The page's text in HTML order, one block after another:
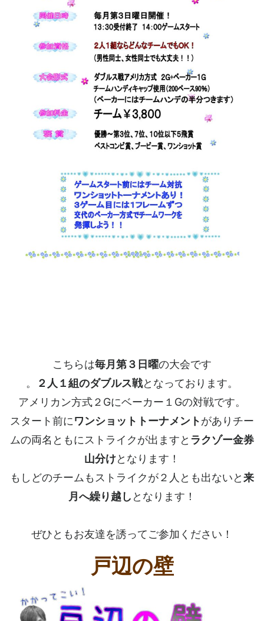
こちらは毎月第３日曜の大会です
。
２人１組のダブルス戦となっております。
アメリカン方式２Gにベーカー１Gの対戦です。
スタート前にワンショットトーナメントがありチー
ムの両名ともにストライクが出ますと ラクゾー金券
山分けとなります！
もしどのチームもストライクが２人とも出ないと来
月へ繰り越し となります！
ぜひともお友達を誘ってご参加ください！
戸辺の壁